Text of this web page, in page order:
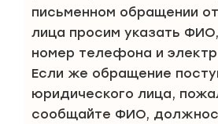
письменном обращении
лица просим указать
номер телефона и
Если же обращение
юридического лица,
сообщайте ФИО,